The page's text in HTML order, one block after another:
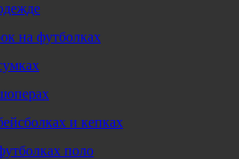
на футболках
и кепках
поло